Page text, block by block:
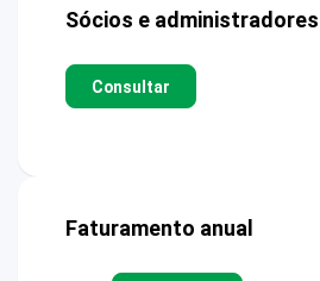
Sócios e
Consultar
Faturamento anual